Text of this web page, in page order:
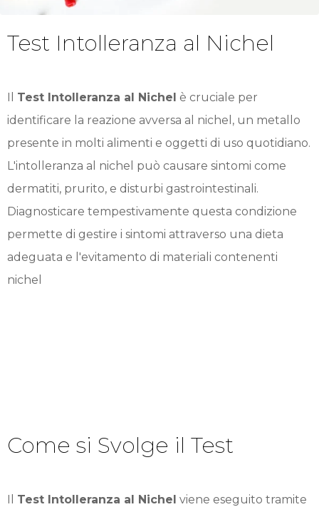
Test Intolleranza al Nichel
Il Test Intolleranza al Nichel è cruciale per
identificare la reazione avversa al nichel, un metallo
presente in molti alimenti e oggetti di uso quotidiano.
L'intolleranza al nichel può causare sintomi come
dermatiti, prurito, e disturbi gastrointestinali.
Diagnosticare tempestivamente questa condizione
permette di gestire i sintomi attraverso una dieta
adeguata e l'evitamento di materiali contenenti
nichel
Come si Svolge il Test
Il Test Intolleranza al Nichel viene eseguito tramite